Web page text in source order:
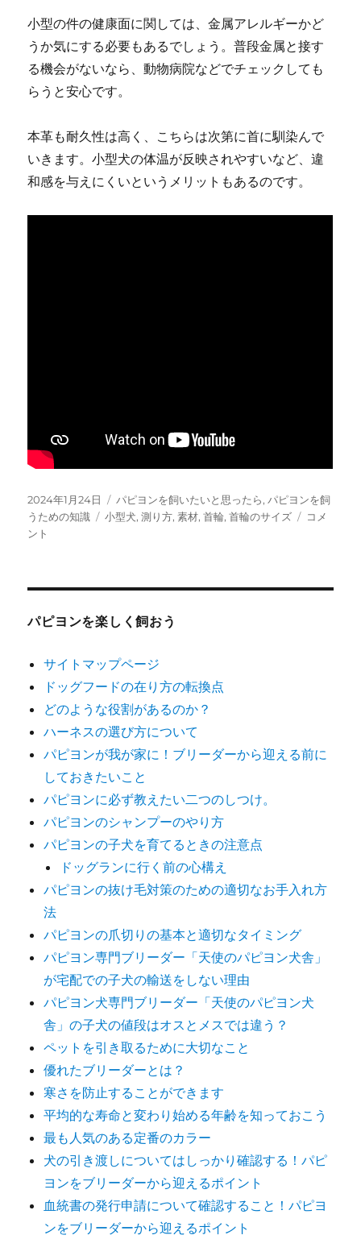
小型の件の健康面に関しては、金属アレルギーかど
うか気にする必要もあるでしょう。普段金属と接す
る機会がないなら、動物病院などでチェックしても
らうと安心です。
本革も耐久性は高く、こちらは次第に首に馴染んで
いきます。小型犬の体温が反映されやすいなど、違
和感を与えにくいというメリットもあるのです。
投
稿
日:
2024年1月24日
カ
テ
パピヨンを飼いたいと思ったら, パピヨンを飼
うための知識
タ
小型犬,測り方,素材,首輪,首輪のサイズ
首
と
コメ
ント
パピヨンを楽しく飼おう
サイトマップページ
ドッグフードの在り方の転換点
どのような役割があるのか？
ハーネスの選び方について
パピヨンが我が家に！ブリーダーから迎える前に
しておきたいこと
パピヨンに必ず教えたい二つのしつけ。
パピヨンのシャンプーのやり方
パピヨンの子犬を育てるときの注意点
ドッグランに行く前の心構え
パピヨンの抜け毛対策のための適切なお手入れ方
法
パピヨンの爪切りの基本と適切なタイミング
パピヨン専門ブリーダー「天使のパピヨン犬舎」
が宅配での子犬の輸送をしない理由
パピヨン犬専門ブリーダー「天使のパピヨン犬
舎」の子犬の値段はオスとメスでは違う？
ペットを引き取るために大切なこと
優れたブリーダーとは？
寒さを防止することができます
平均的な寿命と変わり始める年齢を知っておこう
最も人気のある定番のカラー
犬の引き渡しについてはしっかり確認する！パピ
ヨンをブリーダーから迎えるポイント
血統書の発行申請について確認すること！パピヨ
ンをブリーダーから迎えるポイント